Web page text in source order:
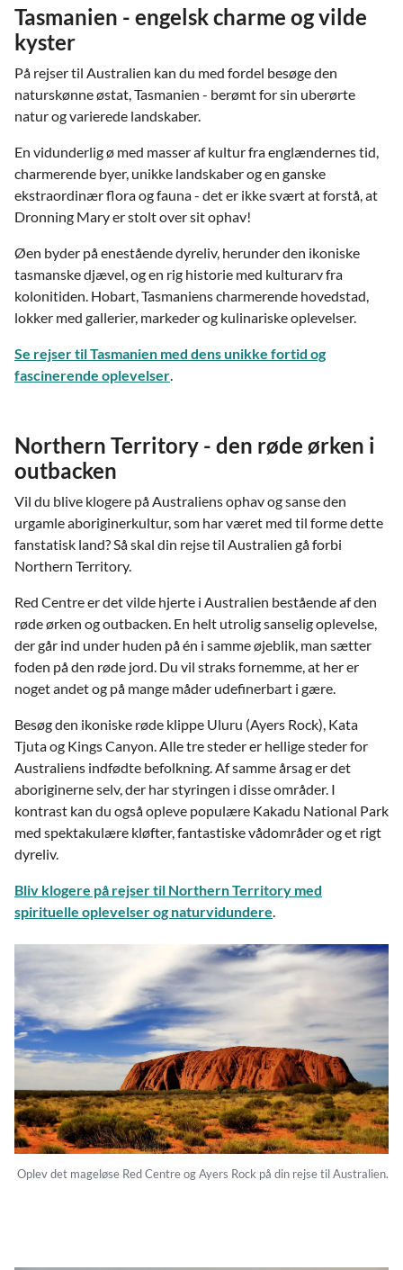
Tasmanien - engelsk charme og vilde
kyster
På rejser til Australien kan du med fordel besøge den
naturskønne østat, Tasmanien - berømt for sin uberørte
natur og varierede landskaber.
En vidunderlig ø med masser af kultur fra englændernes tid,
charmerende byer, unikke landskaber og en ganske
ekstraordinær flora og fauna - det er ikke svært at forstå, at
Dronning Mary er stolt over sit ophav!
Øen byder på enestående dyreliv, herunder den ikoniske
tasmanske djævel, og en rig historie med kulturarv fra
kolonitiden. Hobart, Tasmaniens charmerende hovedstad,
lokker med gallerier, markeder og kulinariske oplevelser.
Se rejser til Tasmanien med dens unikke fortid og
fascinerende oplevelser
Northern Territory - den røde ørken i
outbacken
Vil du blive klogere på Australiens ophav og sanse den
urgamle aboriginerkultur, som har været med til forme dette
fanstatisk land? Så skal din rejse til Australien gå forbi
Northern Territory.
Red Centre er det vilde hjerte i Australien bestående af den
røde ørken og outbacken. En helt utrolig sanselig oplevelse,
der går ind under huden på én i samme øjeblik, man sætter
foden på den røde jord. Du vil straks fornemme, at her er
noget andet og på mange måder udefinerbart i gære.
Besøg den ikoniske røde klippe Uluru (Ayers Rock), Kata
Tjuta og Kings Canyon. Alle tre steder er hellige steder for
Australiens indfødte befolkning. Af samme årsag er det
aboriginerne selv, der har styringen i disse områder. I
kontrast kan du også opleve populære Kakadu National Park
med spektakulære kløfter, fantastiske vådområder og et rigt
dyreliv.
Bliv klogere på rejser til Northern Territory med
spirituelle oplevelser og naturvidundere
Oplev det mageløse Red Centre og Ayers Rock på din rejse til Australien.